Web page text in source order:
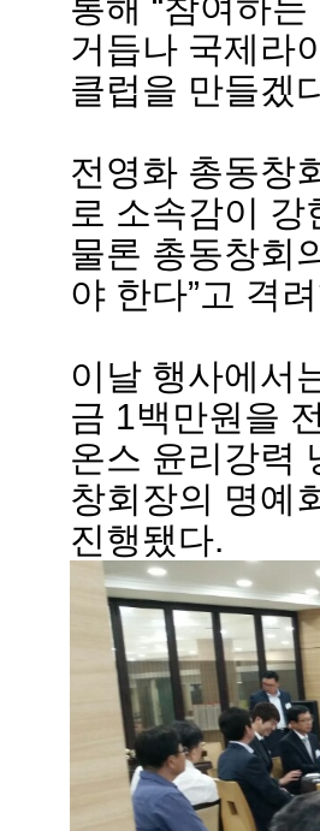
이사장 인사말
연혁·사업실적
역대 이사장
총동창
모교 소
지부·지
언론에
동창회
영상갤
거듭나 국제라
클럽을 만들겠
전영화 총동창
로 소속감이
물론 총동창회
야 한다”고 격
이날 행사에서
금 1백만원을
온스 윤리강력
창회장의 명예
진행됐다.